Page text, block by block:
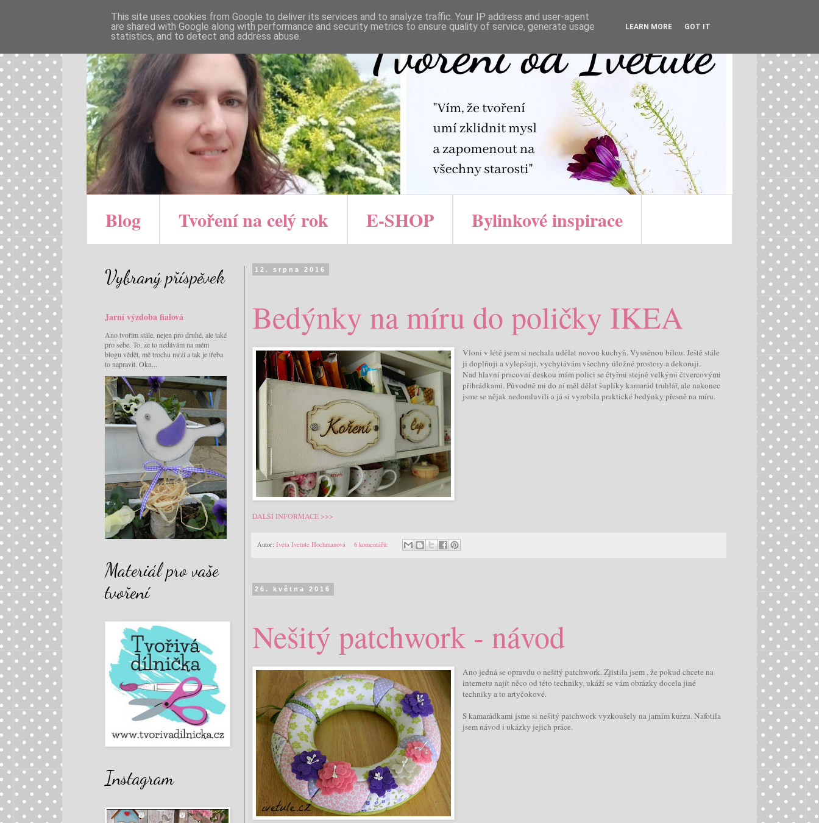
Blog Tvoření na celý rok E-SHOP Bylinkové inspirace
12. srpna 2016
Bedýnky na míru do poličky IKEA
Vloni v létě jsem si nechala udělat novou kuchyň. Vysněnou bílou. Ještě stále
ji doplňuji a vylepšuji, vychytávám všechny úložné prostory a dekoruji.
Nad hlavní pracovní deskou mám polici se čtyřmi stejně velkými čtvercovými
přihrádkami. Původně mi do ní měl dělat šuplíky kamarád truhlář, ale nakonec
jsme se nějak nedomluvili a já si vyrobila praktické bedýnky přesně na míru.
DALŠÍ INFORMACE >>>
Autor: Iveta Ivetule Hochmanová 6 komentářů:
26. května 2016
Nešitý patchwork - návod
Ano jedná se opravdu o nešitý patchwork. Zjistila jsem , že pokud chcete na
internetu najít něco od této techniky, ukáží se vám obrázky docela jiné
techniky a to artyčokové.
S kamarádkami jsme si nešitý patchwork vyzkoušely na jarním kurzu. Nafotila
jsem návod i ukázky jejich práce.
Vybraný příspěvek
Jarní výzdoba fialová
Ano tvořím stále, nejen pro druhé, ale také
pro sebe. To, že to nedávám na mém
blogu vědět, mě trochu mrzí a tak je třeba
to napravit. Okn...
Materiál pro vaše
tvoření
Instagram
This site uses cookies from Google to deliver its services and to analyze traffic. Your IP address and user-agent
are shared with Google along with performance and security metrics to ensure quality of service, generate usage
statistics, and to detect and address abuse.
LEARN MORE GOT IT